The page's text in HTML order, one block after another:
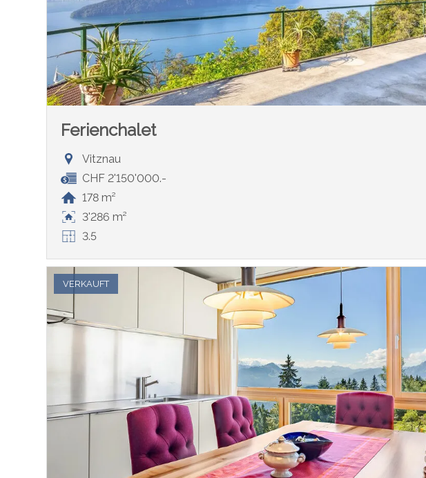
Ferienchalet
Vitznau
CHF 2'150'000.-
178 m²
3'286 m²
3.5
VERKAUFT